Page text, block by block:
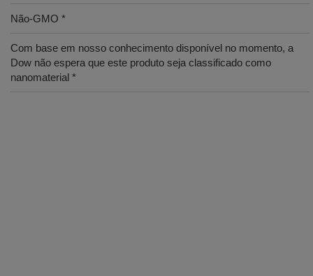
Não-GMO *
Com base em nosso conhecimento disponível no momento, a
Dow não espera que este produto seja classificado como
nanomaterial *